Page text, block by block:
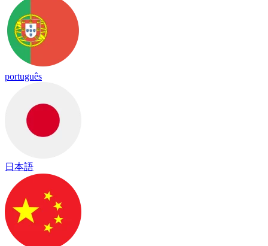
português
日本語